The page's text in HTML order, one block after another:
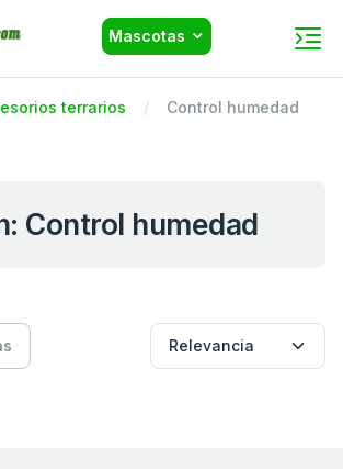
Mascotas
terrarios Control humedad
Control humedad